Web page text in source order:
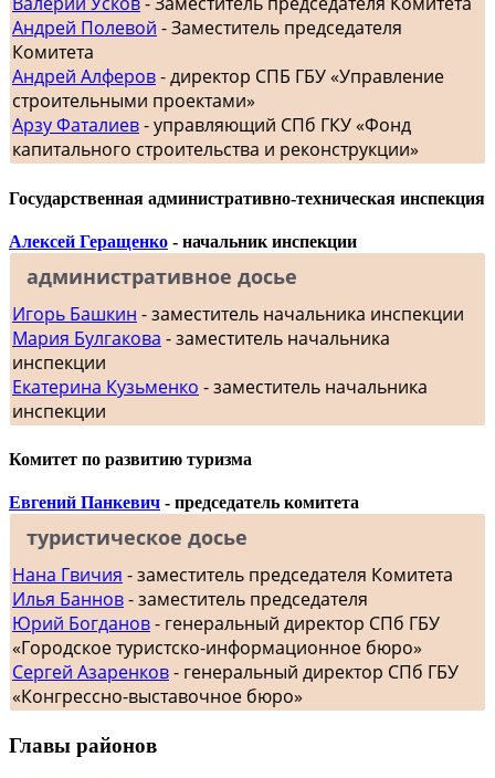
Андрей Полевой - Заместитель председателя
Комитета
Андрей Алферов- директор СПБ ГБУ «Управление
строительными проектами»
Арзу Фаталиев- управляющий СПб ГКУ «Фонд
капитального строительства и реконструкции»
Государственная административно-техническая инспекция
Алексей Геращенко - начальник инспекции
административное досье
Игорь Башкин - заместитель начальника инспекции
Мария Булгакова - заместитель начальника
инспекции
Екатерина Кузьменко - заместитель начальника
инспекции
Комитет по развитию туризма
Евгений Панкевич - председатель комитета
туристическое досье
Нана Гвичия - заместитель председателя Комитета
Илья Баннов- заместитель председателя
Юрий Богданов- генеральный директор СПб ГБУ
«Городское туристско-информационное бюро»
Сергей Азаренков- генеральный директор СПб ГБУ
«Конгрессно-выставочное бюро»
Главы районов